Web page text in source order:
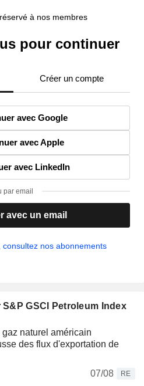
à nos membres
pour continuer
Créer un compte
avec Google
avec Apple
avec LinkedIn
par email
avec un email
consultez nos abonnements
GSCI Petroleum Index
gaz naturel américain
des flux d'exportation de
07/08
RE